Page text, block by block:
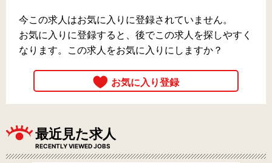
今この求人はお気に入りに登録されていません。
お気に入りに登録すると、後でこの求人を探しやすく
なります。この求人をお気に入りにしますか？
最近見た求人
RECENTLY VIEWED JOBS